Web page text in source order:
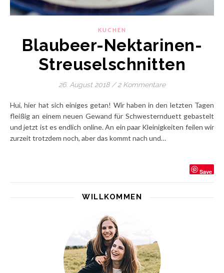
KUCHEN
Blaubeer-Nektarinen-
Streuselschnitten
26. August 2018 / 2 Kommentare
Hui, hier hat sich einiges getan! Wir haben in den letzten Tagen
fleißig an einem neuen Gewand für Schwesternduett gebastelt
und jetzt ist es endlich online. An ein paar Kleinigkeiten feilen wir
zurzeit trotzdem noch, aber das kommt nach und…
Save
WILLKOMMEN